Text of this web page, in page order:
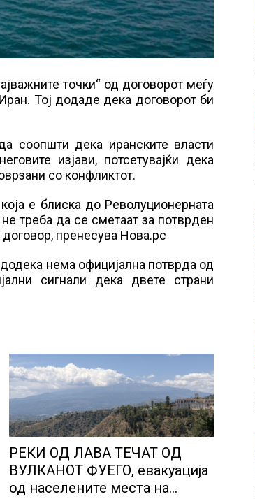
точки“ од договорот меѓу
Тој додаде дека договорот би
соопшти дека иранските власти
изјави, потсетувајќи дека
со конфликтот.
е блиска до Револуционерната
треба да се сметаат за потврден
пренесува Нова.рс
нема официјална потврда од
сигнали дека двете страни
РЕКИ ОД ЛАВА ТЕЧАТ ОД
ВУЛКАНОТ ФУЕГО, евакуација
од населените места на